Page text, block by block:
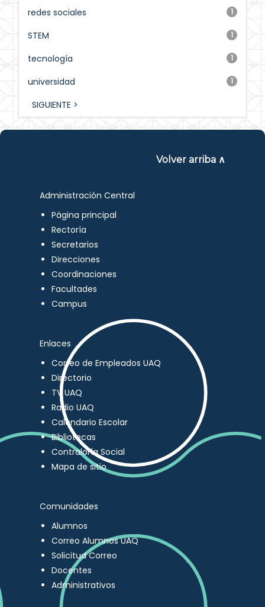
1
redes sociales
1
STEM
1
tecnología
1
universidad
SIGUIENTE >
Volver arriba ∧
Administración Central
Página principal
Rectoría
Secretarios
Direcciones
Coordinaciones
Facultades
Campus
Enlaces
Correo de Empleados UAQ
Directorio
TV UAQ
Radio UAQ
Calendario Escolar
Bibliotecas
Contraloría Social
Mapa de sitio
Comunidades
Alumnos
Correo Alumnos UAQ
Solicitud Correo
Docentes
Administrativos